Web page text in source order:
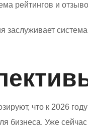
рейтингов и
заслуживает
что к 2026
бизнеса. Уже